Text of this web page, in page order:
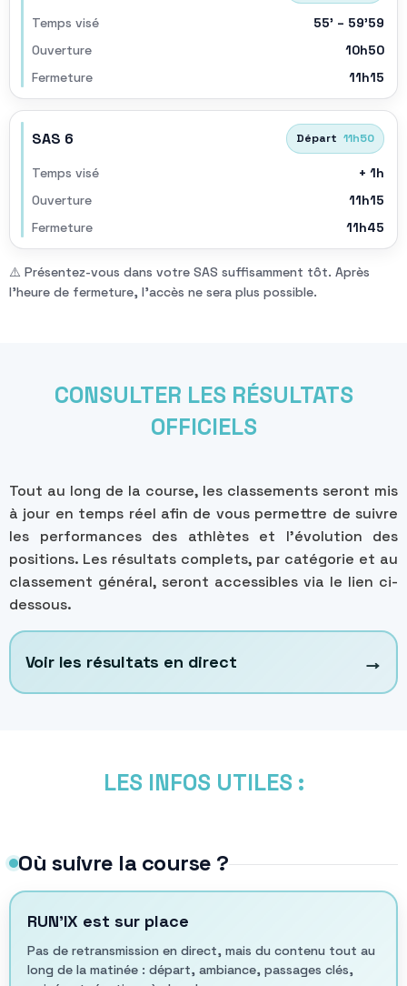
Temps visé
55’ – 59’59
Ouverture
10h50
Fermeture
11h15
SAS 6 Départ 11h50
Temps visé
+ 1h
Ouverture
11h15
Fermeture
11h45
⚠️ Présentez-vous dans votre SAS suffisamment tôt. Après
l’heure de fermeture, l’accès ne sera plus possible.
CONSULTER LES RÉSULTATS
OFFICIELS
Tout au long de la course, les classements seront mis
à jour en temps réel afin de vous permettre de suivre
les performances des athlètes et l’évolution des
positions. Les résultats complets, par catégorie et au
classement général, seront accessibles via le lien ci-
dessous.
Voir les résultats en direct →
LES INFOS UTILES :
Où suivre la course ?
RUN’IX est sur place
Pas de retransmission en direct, mais du contenu tout au
long de la matinée : départ, ambiance, passages clés,